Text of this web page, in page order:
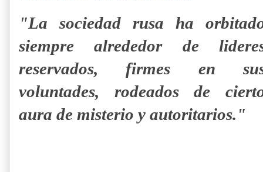
"La sociedad rusa ha
siempre alrededor de
reservados, firmes en
voluntades, rodeados de
aura de misterio y autoritarios."